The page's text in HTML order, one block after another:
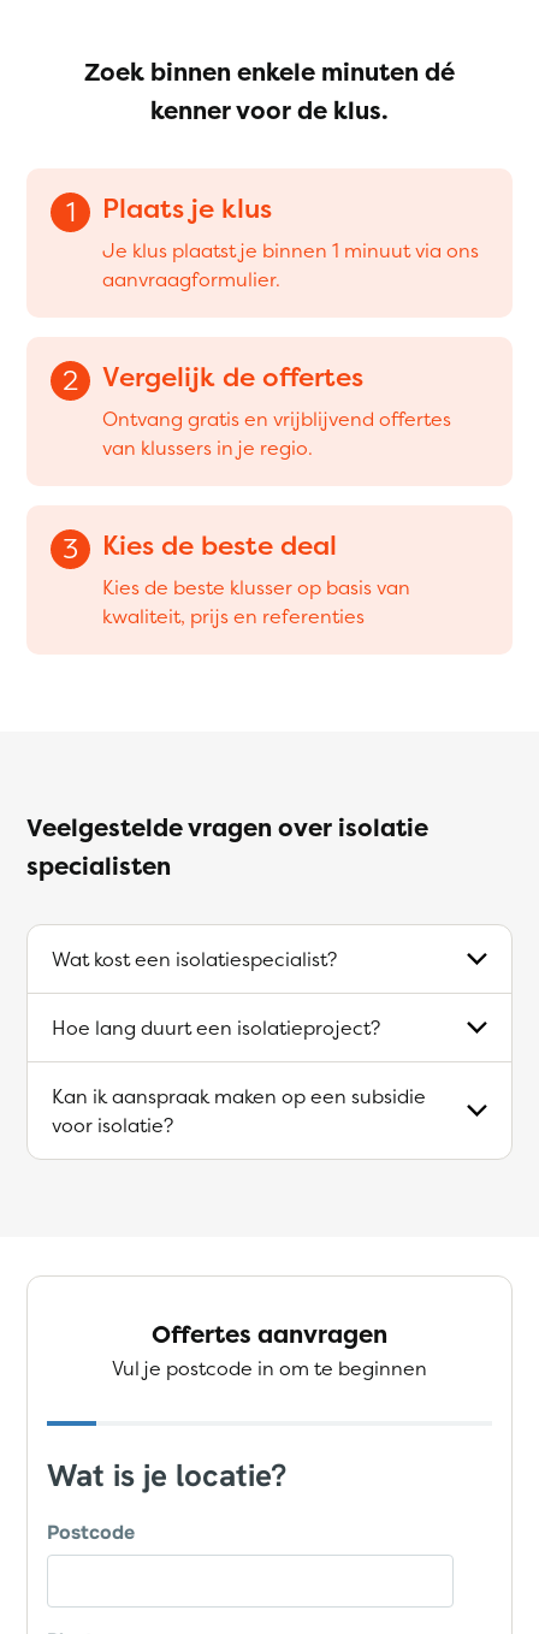
Zoek binnen enkele minuten dé
kenner voor de klus.
1 Plaats je klus
Je klus plaatst je binnen 1 minuut via ons
aanvraagformulier.
2 Vergelijk de offertes
Ontvang gratis en vrijblijvend offertes
van klussers in je regio.
3 Kies de beste deal
Kies de beste klusser op basis van
kwaliteit, prijs en referenties
Veelgestelde vragen over isolatie
specialisten
Wat kost een isolatiespecialist?
Hoe lang duurt een isolatieproject?
Kan ik aanspraak maken op een subsidie
voor isolatie?
Offertes aanvragen
Vul je postcode in om te beginnen